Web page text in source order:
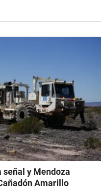
señal y Mendoza
Amarillo